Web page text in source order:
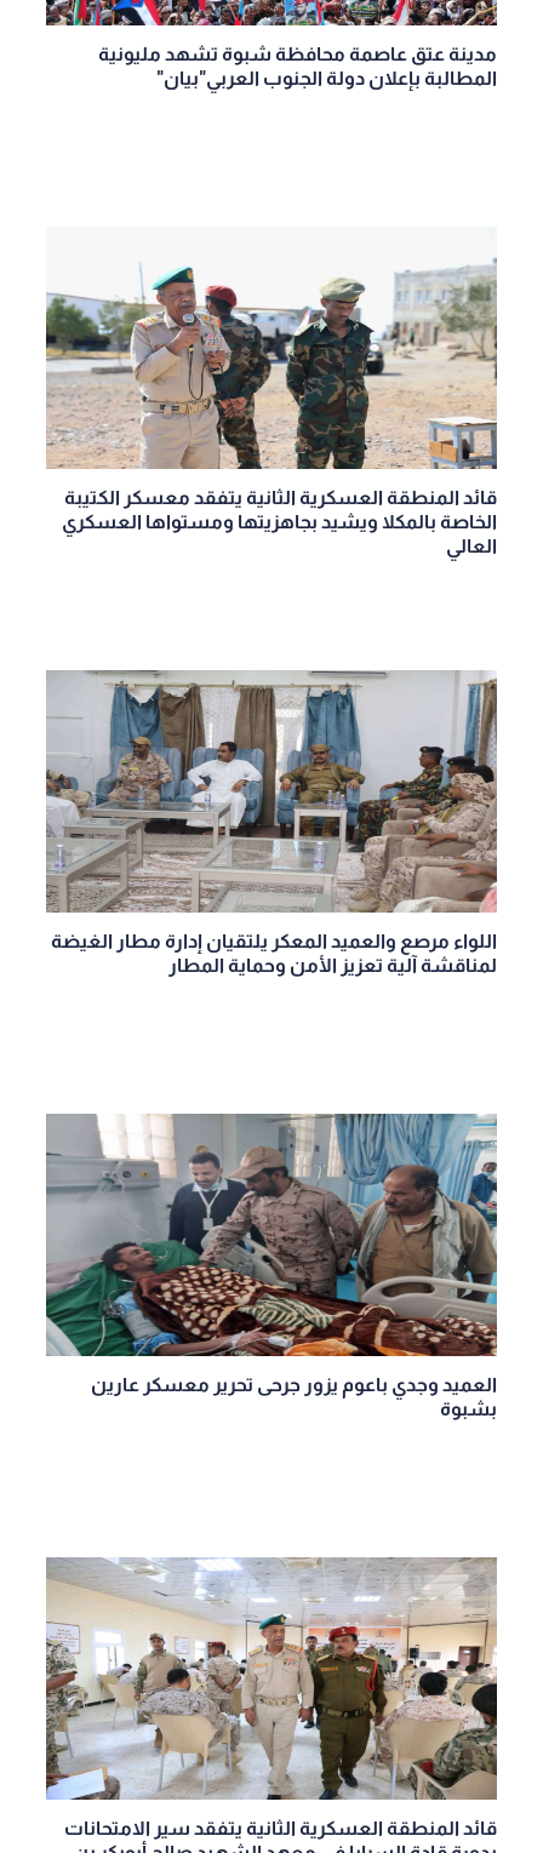
مدينة عتق عاصمة محافظة شبوة تشهد مليونية
المطالبة بإعلان دولة الجنوب العربي"بيان"
قائد المنطقة العسكرية الثانية يتفقد معسكر الكتيبة
الخاصة بالمكلا ويشيد بجاهزيتها ومستواها العسكري
العالي
اللواء مرصع والعميد المعكر يلتقيان إدارة مطار الغيضة
لمناقشة آلية تعزيز الأمن وحماية المطار
العميد وجدي باعوم يزور جرحى تحرير معسكر عارين
بشبوة
قائد المنطقة العسكرية الثانية يتفقد سير الامتحانات